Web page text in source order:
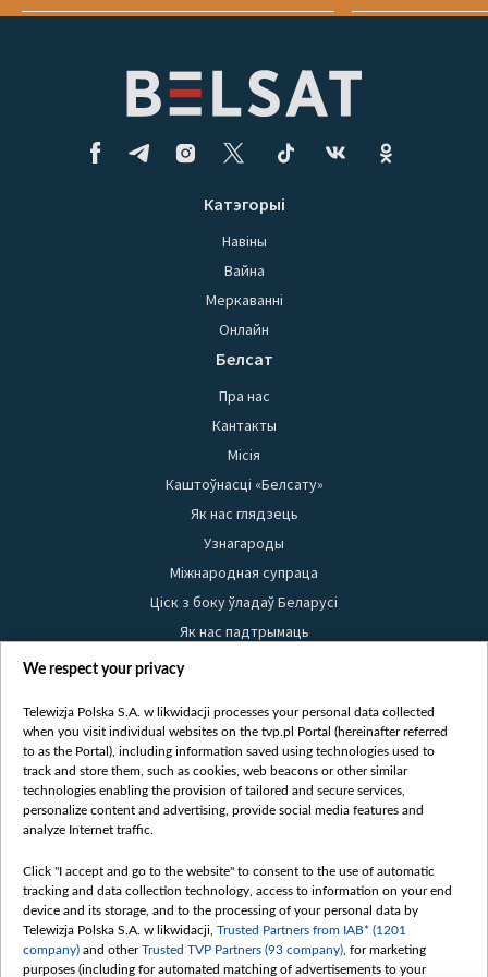
Катэгорыі
Навіны
Вайна
Меркаванні
Онлайн
Белсат
Пра нас
Кантакты
Місія
Каштоўнасці «Белсату»
Як нас глядзець
Узнагароды
Міжнародная супраца
Ціск з боку ўладаў Беларусі
Як нас падтрымаць
Правілы выкарыстання матэрыялаў
Бяспека
Youtube
Белсат news
Белсат Shorts
Жэстачайшы мульт
Belsat English
Biełsat PL
Белсат Now
We respect your privacy
Telewizja Polska S.A. w likwidacji processes your personal data collected
when you visit individual websites on the tvp.pl Portal (hereinafter referred
to as the Portal), including information saved using technologies used to
track and store them, such as cookies, web beacons or other similar
technologies enabling the provision of tailored and secure services,
personalize content and advertising, provide social media features and
analyze Internet traffic.
Click "I accept and go to the website" to consent to the use of automatic
tracking and data collection technology, access to information on your end
device and its storage, and to the processing of your personal data by
Telewizja Polska S.A. w likwidacji, Trusted Partners from IAB* (1201
company) and otherTrusted TVP Partners (93 company) , for marketing
purposes (including for automated matching of advertisements to your